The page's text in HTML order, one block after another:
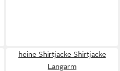
heine Shirtjacke Shirtjacke
Langarm